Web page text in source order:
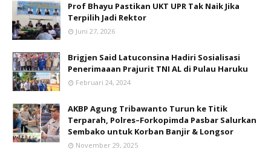
Prof Bhayu Pastikan UKT UPR Tak Naik Jika
Terpilih Jadi Rektor
Juni 27, 2026
Brigjen Said Latuconsina Hadiri Sosialisasi
Penerimaaan Prajurit TNI AL di Pulau Haruku
Februari 24, 2024
AKBP Agung Tribawanto Turun ke Titik
Terparah, Polres–Forkopimda Pasbar Salurkan
Sembako untuk Korban Banjir & Longsor
November 29, 2025